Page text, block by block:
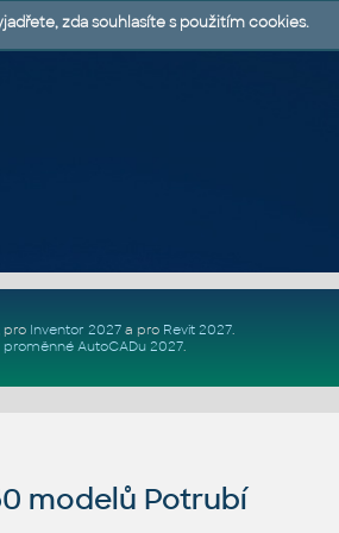
pro Inventor 2027a pro Revit 2027.
proměnné AutoCADu 2027.
modelů Potrubí
zda souhlasíte s použitím cookies.